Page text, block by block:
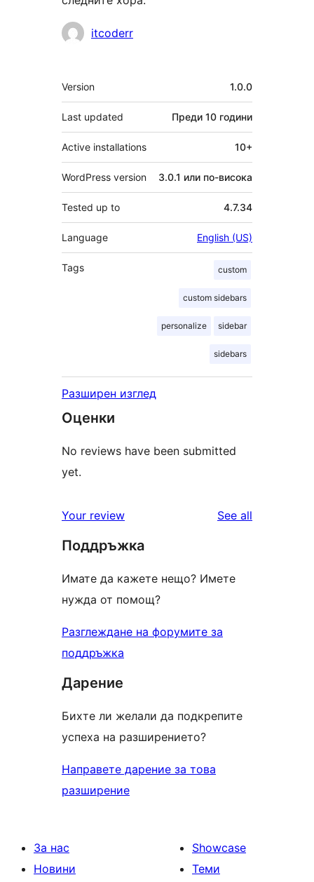
Сътрудници
itcoderr
Мета
Version 1.0.0
Last updated Преди 10 години
Active installations 10+
WordPress version 3.0.1 или по-висока
Tested up to 4.7.34
Language English (US)
Tags custom
custom sidebars
personalize sidebar
sidebars
Разширен изглед
Оценки
No reviews have been submitted
yet.
Your review See all
Поддръжка
Имате да кажете нещо? Имете
нужда от помощ?
Разглеждане на форумите за
поддръжка
Дарение
Бихте ли желали да подкрепите
успеха на разширението?
Направете дарение за това
разширение
За нас
Новини
Showcase
Теми